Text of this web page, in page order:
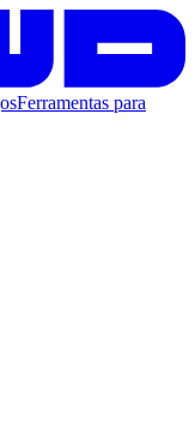
Ferramentas para